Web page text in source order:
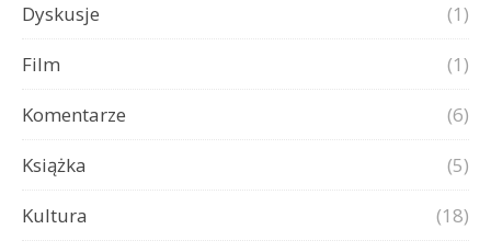
Dyskusje
(1)
Film
(1)
Komentarze
(6)
Książka
(5)
Kultura
(18)